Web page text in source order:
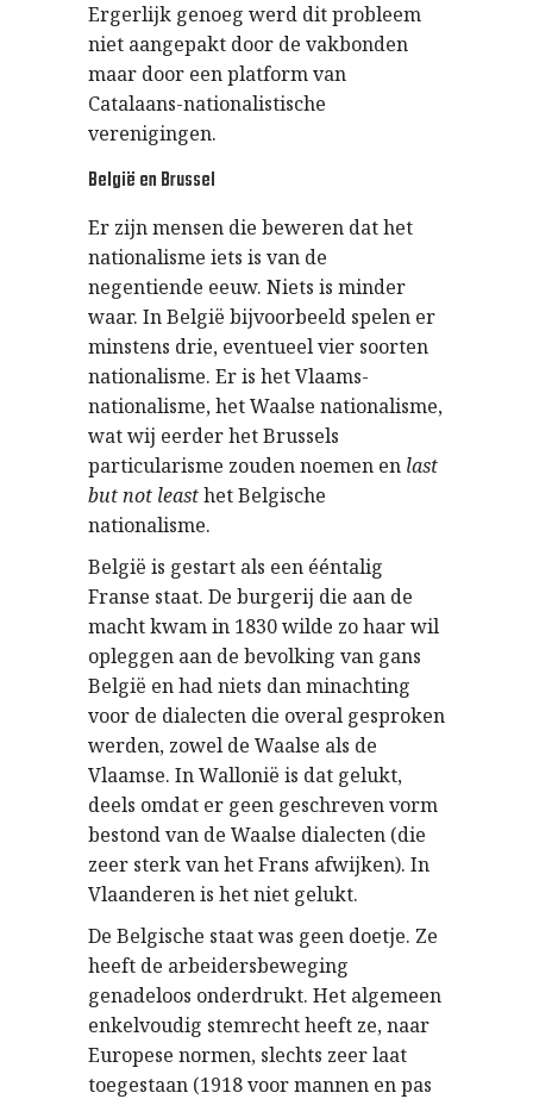
Ergerlijk genoeg werd dit probleem
niet aangepakt door de vakbonden
maar door een platform van
Catalaans-nationalistische
verenigingen.
België en Brussel
Er zijn mensen die beweren dat het
nationalisme iets is van de
negentiende eeuw. Niets is minder
waar. In België bijvoorbeeld spelen er
minstens drie, eventueel vier soorten
nationalisme. Er is het Vlaams-
nationalisme, het Waalse nationalisme,
wat wij eerder het Brussels
particularisme zouden noemen en last
but not leasthet Belgische
nationalisme.
België is gestart als een ééntalig
Franse staat. De burgerij die aan de
macht kwam in 1830 wilde zo haar wil
opleggen aan de bevolking van gans
België en had niets dan minachting
voor de dialecten die overal gesproken
werden, zowel de Waalse als de
Vlaamse. In Wallonië is dat gelukt,
deels omdat er geen geschreven vorm
bestond van de Waalse dialecten (die
zeer sterk van het Frans afwijken). In
Vlaanderen is het niet gelukt.
De Belgische staat was geen doetje. Ze
heeft de arbeidersbeweging
genadeloos onderdrukt. Het algemeen
enkelvoudig stemrecht heeft ze, naar
Europese normen, slechts zeer laat
toegestaan (1918 voor mannen en pas